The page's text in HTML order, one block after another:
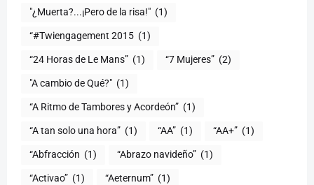
"¿Muerta?...¡Pero de la risa!" (1)
“#Twiengagement 2015 (1)
“24 Horas de Le Mans” (1) “7 Mujeres” (2)
(1)
“A Ritmo de Tambores y Acordeón” (1)
“A tan solo una hora” (1) “AA” (1) “AA+” (1)
“Abfracción (1) “Abrazo navideño” (1)
“Activao” (1) “Aeternum” (1)